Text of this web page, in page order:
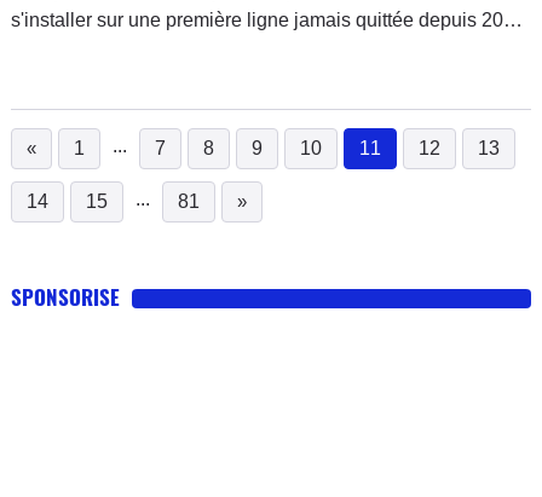
s'installer sur une première ligne jamais quittée depuis 2010,
bras.
«
1 ... 7 8 9 10 11
(current)
12 13
14 15 ... 81 »
SPONSORISE